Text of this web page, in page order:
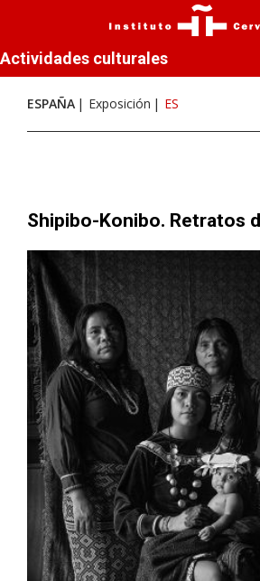
Actividades culturales
ESPAÑA Exposición ES
Shipibo-Konibo. Retratos